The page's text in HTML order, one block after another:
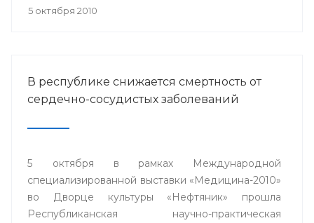
ГУП «Медтехника» РБ при содействии Торгово-
5 октября 2010
В республике снижается смертность от
сердечно-сосудистых заболеваний
5 октября в рамках Международной
специализированной выставки «Медицина-2010»
во Дворце культуры «Нефтяник» прошла
Республиканская научно-практическая